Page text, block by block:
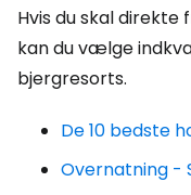
Hvis du skal
kan du vælge
bjergresorts.
De 10 bedste
Overnatning -